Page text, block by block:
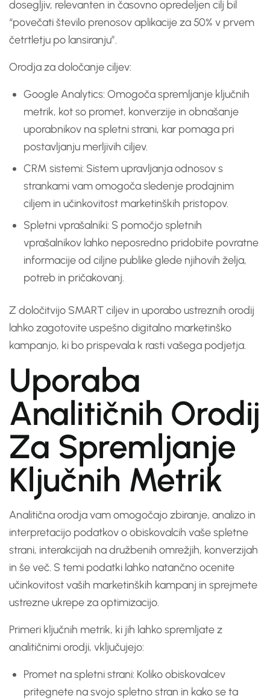
dosegljiv, relevanten in časovno opredeljen cilj bil
“povečati število prenosov aplikacije za 50% v prvem
četrtletju po lansiranju”.
Orodja za določanje ciljev:
Google Analytics: Omogoča spremljanje ključnih
metrik, kot so promet, konverzije in obnašanje
uporabnikov na spletni strani, kar pomaga pri
postavljanju merljivih ciljev.
CRM sistemi: Sistem upravljanja odnosov s
strankami vam omogoča sledenje prodajnim
ciljem in učinkovitost marketinških pristopov.
Spletni vprašalniki: S pomočjo spletnih
vprašalnikov lahko neposredno pridobite povratne
informacije od ciljne publike glede njihovih želja,
potreb in pričakovanj.
Z določitvijo SMART ciljev in uporabo ustreznih orodij
lahko zagotovite uspešno digitalno marketinško
kampanjo, ki bo prispevala k rasti vašega podjetja.
Uporaba
Analitičnih Orodij
Za Spremljanje
Ključnih Metrik
Analitična orodja vam omogočajo zbiranje, analizo in
interpretacijo podatkov o obiskovalcih vaše spletne
strani, interakcijah na družbenih omrežjih, konverzijah
in še več. S temi podatki lahko natančno ocenite
učinkovitost vaših marketinških kampanj in sprejmete
ustrezne ukrepe za optimizacijo.
Primeri ključnih metrik, ki jih lahko spremljate z
analitičnimi orodji, vključujejo:
Promet na spletni strani: Koliko obiskovalcev
pritegnete na svojo spletno stran in kako se ta